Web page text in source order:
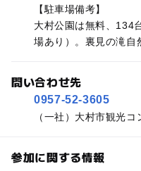
【駐車場備考】
大村公園は無料、134
場あり）。裏見の滝自
問い合わせ先
0957-52-3605
（一社）大村市観光
参加に関する情報